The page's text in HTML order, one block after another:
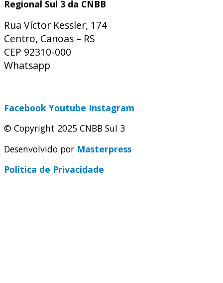
Regional Sul 3 da CNBB
Rua Víctor Kessler, 174
Centro, Canoas – RS
CEP 92310-000
Whatsapp
Facebook Youtube Instagram
© Copyright 2025 CNBB Sul 3
Desenvolvido por Masterpress
Política de Privacidade